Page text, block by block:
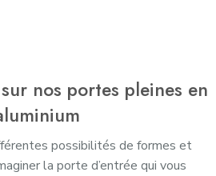
nos portes pleines en
possibilités de formes et
la porte d’entrée qui vous